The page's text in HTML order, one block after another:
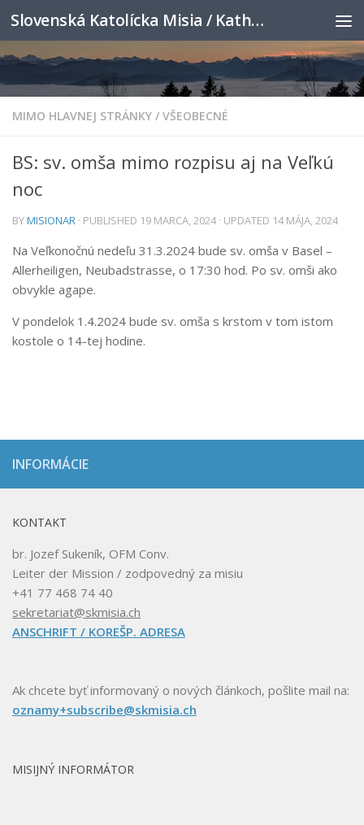
Skip to content Slovenská Katolícka Misia / Katholische Slowakenmission
MIMO HLAVNEJ STRÁNKY / VŠEOBECNÉ
BS: sv. omša mimo rozpisu aj na Veľkú
noc
BYMISIONAR · PUBLISHED 19 MARCA, 2024· UPDATED 14 MÁJA, 2024
Na Veľkonočnú nedeľu 31.3.2024 bude sv. omša v Basel –
Allerheiligen, Neubadstrasse, o 17:30 hod. Po sv. omši ako
obvykle agape.
V pondelok 1.4.2024 bude sv. omša s krstom v tom istom
kostole o 14-tej hodine.
INFORMÁCIE
KONTAKT
br. Jozef Sukeník, OFM Conv.
Leiter der Mission / zodpovedný za misiu
+41 77 468 74 40
sekretariat@skmisia.ch
ANSCHRIFT / KOREŠP. ADRESA
Ak chcete byť informovaný o nových článkoch, pošlite mail na:
oznamy+subscribe@skmisia.ch
MISIJNÝ INFORMÁTOR